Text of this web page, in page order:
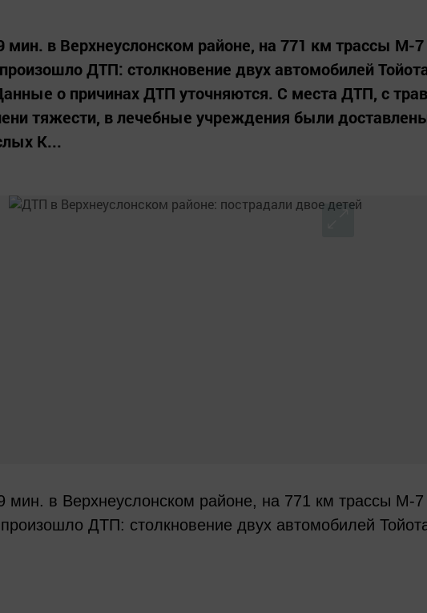
мин. в Верхнеуслонском районе, на 771 км трассы М-7
ДТП: столкновение двух автомобилей
о причинах ДТП уточняются. С места ДТП, с
тяжести, в лечебные учреждения были
К...
мин. в Верхнеуслонском районе, на 771 км трассы М-7
ДТП: столкновение двух автомобилей